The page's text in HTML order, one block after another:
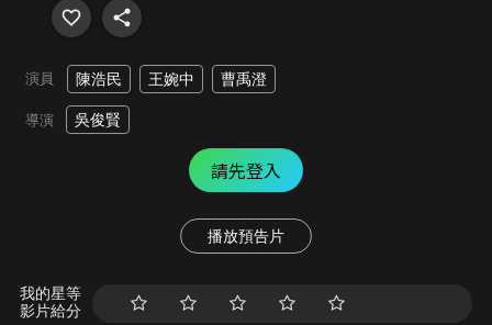
演員 陳浩民 王婉中 曹禹澄
導演 吳俊賢
請先登入
播放預告片
我的星等
影片給分